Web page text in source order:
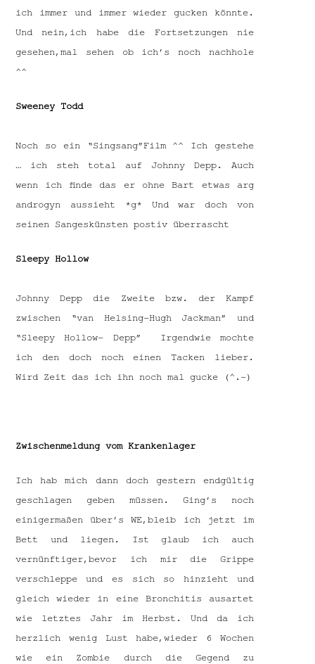
ich immer und immer wieder gucken könnte.
Und nein,ich habe die Fortsetzungen nie
gesehen,mal sehen ob ich’s noch nachhole
^^
Sweeney Todd
Noch so ein “Singsang”Film ^^ Ich gestehe
… ich steh total auf Johnny Depp. Auch
wenn ich finde das er ohne Bart etwas arg
androgyn aussieht *g* Und war doch von
seinen Sangeskünsten postiv überrascht
Sleepy Hollow
Johnny Depp die Zweite bzw. der Kampf
zwischen “van Helsing-Hugh Jackman” und
“Sleepy Hollow- Depp” Irgendwie mochte
ich den doch noch einen Tacken lieber.
Wird Zeit das ich ihn noch mal gucke (^.-)
Zwischenmeldung vom Krankenlager
Ich hab mich dann doch gestern endgültig
geschlagen geben müssen. Ging’s noch
einigermaßen über’s WE,bleib ich jetzt im
Bett und liegen. Ist glaub ich auch
vernünftiger,bevor ich mir die Grippe
verschleppe und es sich so hinzieht und
gleich wieder in eine Bronchitis ausartet
wie letztes Jahr im Herbst. Und da ich
herzlich wenig Lust habe,wieder 6 Wochen
wie ein Zombie durch die Gegend zu